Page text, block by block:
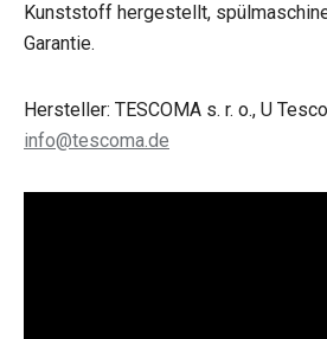
Kunststoff hergestellt,
Garantie.
Hersteller: TESCOMA s. r. o., U
info@tescoma.de